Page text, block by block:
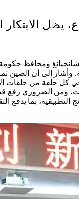
يظل
ومحافظ حكومة
وأشار إلى أن الصين
كل حلقة من حلقات
ومن الضروري رفع
التطبيقية، بما يدفع